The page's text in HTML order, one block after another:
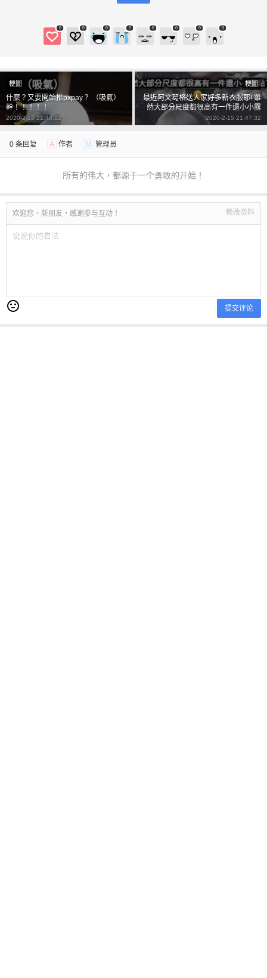
0 0 0 0 0 0 0 0
梗圖
什麼？又要開始推pxpay？ （吸氣）
幹！！！！！
2020-2-15 21:43:12
梗圖
最近阿文葛格送人家好多新衣服耶! 雖
然大部分尺度都很高有一件還小小露
點了😖 不過人家是麻豆，這點小事不
會在乎的! 只要阿文葛格能夠硬起來一
2020-2-15 21:47:32
0 条回复 A 作者 M 管理员
所有的伟大，都源于一个勇敢的开始！
欢迎您，新朋友，感谢参与互动！ 修改资料
提交评论